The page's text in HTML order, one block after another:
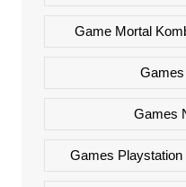
Game Mortal
Games
Games Playstation